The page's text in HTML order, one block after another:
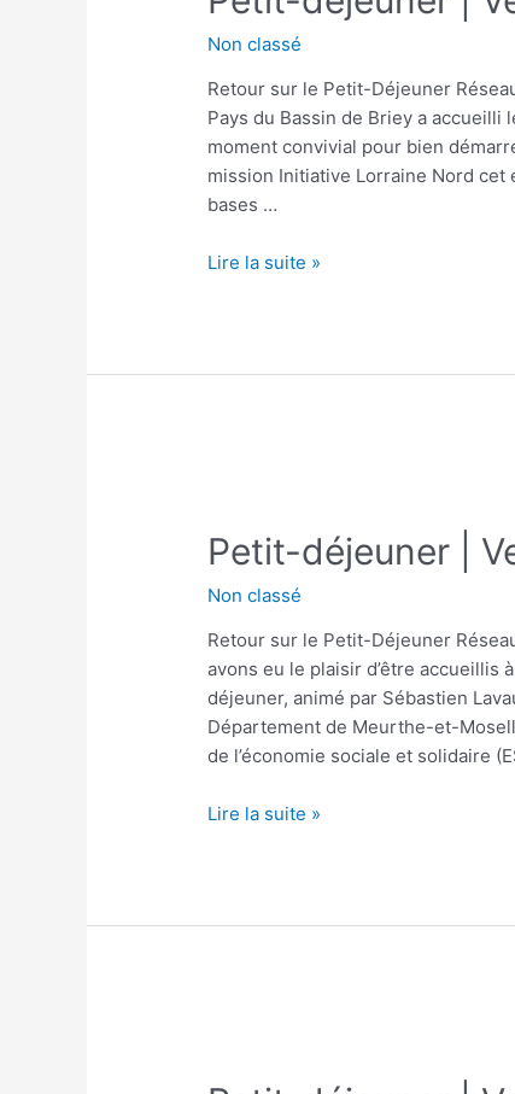
Non classé
Retour sur le Petit-Déjeuner
Pays du Bassin de Briey a accueilli
moment convivial pour bien
mission Initiative Lorraine Nord
bases …
Lire la suite »
Petit-déjeuner |
Non classé
Retour sur le Petit-Déjeuner
avons eu le plaisir d’être accueillis
déjeuner, animé par Sébastien
Département de Meurthe-et-
de l’économie sociale et solidaire
Lire la suite »